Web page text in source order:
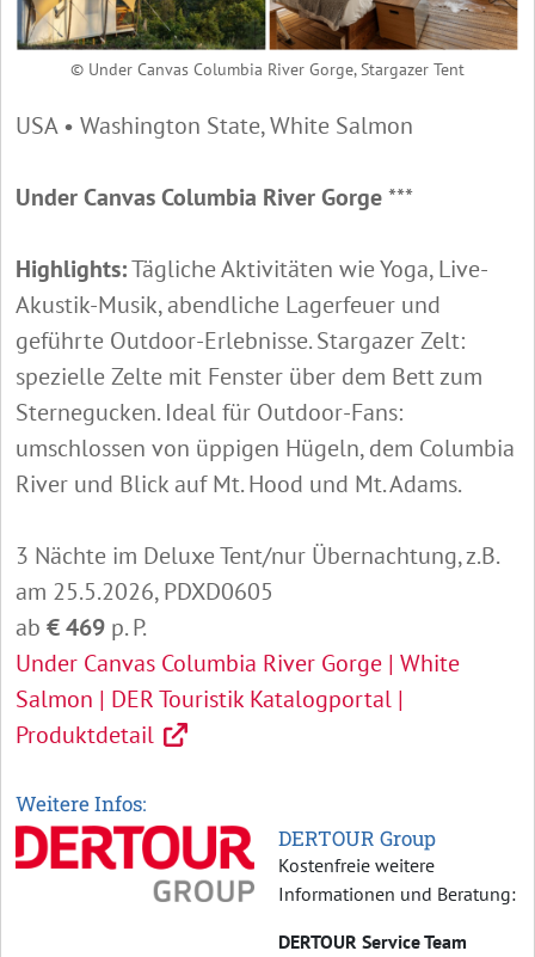
© Under Canvas Columbia River Gorge, Stargazer Tent
USA • Washington State, White Salmon
Under Canvas Columbia River Gorge***
Highlights:Tägliche Aktivitäten wie Yoga, Live-
Akustik-Musik, abendliche Lagerfeuer und
geführte Outdoor-Erlebnisse. Stargazer Zelt:
spezielle Zelte mit Fenster über dem Bett zum
Sternegucken. Ideal für Outdoor-Fans:
umschlossen von üppigen Hügeln, dem Columbia
River und Blick auf Mt. Hood und Mt. Adams.
3 Nächte im Deluxe Tent/nur Übernachtung, z.B.
am 25.5.2026, PDXD0605
ab € 469 p. P.
Under Canvas Columbia River Gorge | White
Salmon | DER Touristik Katalogportal |
Produktdetail
Weitere Infos:
DERTOUR Group
Kostenfreie weitere
Informationen und Beratung:
DERTOUR Service Team